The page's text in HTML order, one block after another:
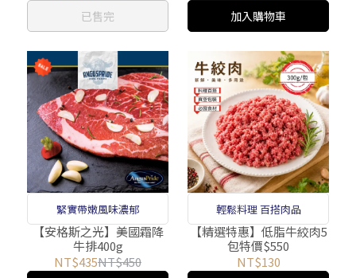
已售完 加入購物車
緊實帶嫩風味濃郁
【安格斯之光】美國霜降
牛排400g
NT$435NT$450
輕鬆料理 百搭肉品
【精選特惠】低脂牛絞肉5
包特價$550
NT$130